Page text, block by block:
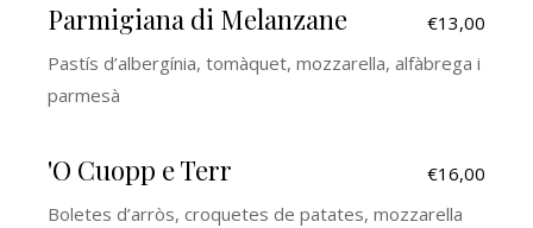
Parmigiana di Melanzane
€13,00
Pastís d’albergínia, tomàquet, mozzarella, alfàbrega i
parmesà
'O Cuopp e Terr
€16,00
Boletes d’arròs, croquetes de patates, mozzarella